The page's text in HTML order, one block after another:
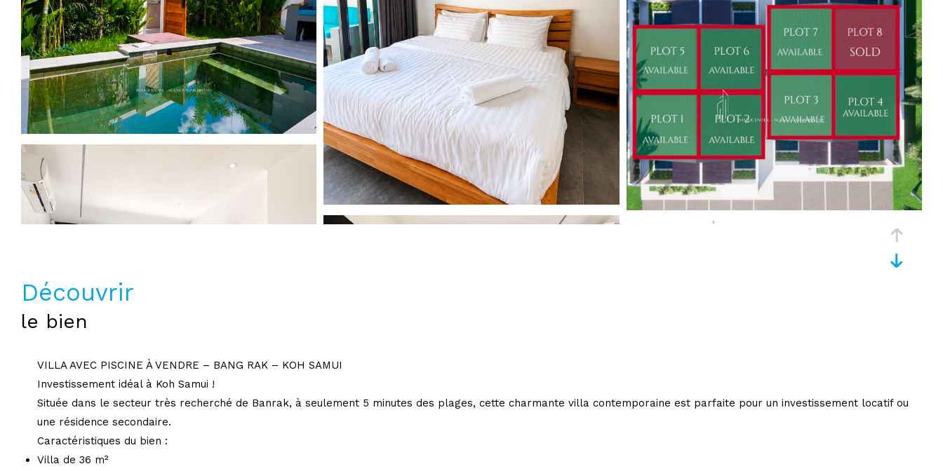
découvrir
le bien
VILLA AVEC PISCINE À VENDRE – BANG RAK – KOH SAMUI
Investissement idéal à Koh Samui !
Située dans le secteur très recherché de Banrak, à seulement 5 minutes des plages, cette charmante villa contemporaine est parfaite pour un investissement locatif ou
une résidence secondaire.
Caractéristiques du bien :
Villa de 36 m²